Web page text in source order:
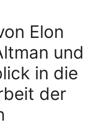
Elon
und
in die
der